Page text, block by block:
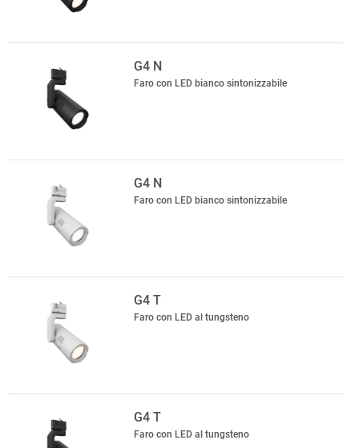
G4 N
Faro con LED bianco sintonizzabile
G4 N
Faro con LED bianco sintonizzabile
G4 T
Faro con LED al tungsteno
G4 T
Faro con LED al tungsteno